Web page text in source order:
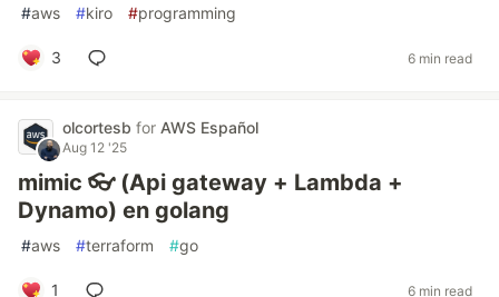
#aws #kiro #programming
3 6 min read
olcortesb for AWS Español
Aug 12 '25
mimic 👓 (Api gateway + Lambda +
Dynamo) en golang
#aws #terraform #go
1 6 min read